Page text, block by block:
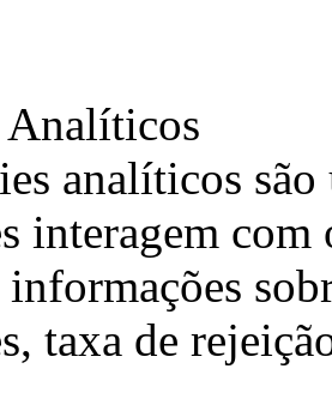
analíticos são
interagem com
taxa de